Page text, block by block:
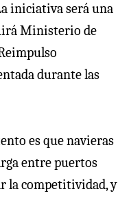
iniciativa será una
Ministerio de
durante las
es que navieras
entre puertos
la competitividad, y